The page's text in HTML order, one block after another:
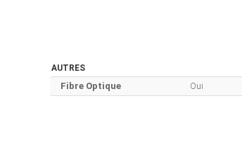
AUTRES
Fibre Optique Oui